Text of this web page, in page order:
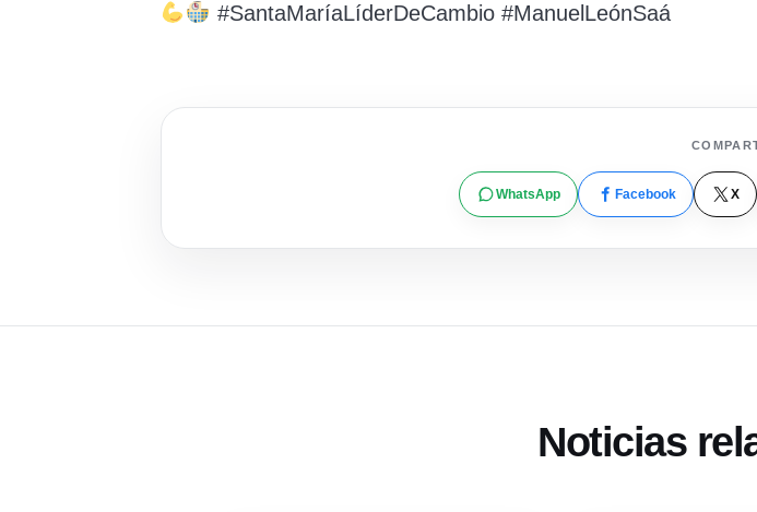
#SantaMaríaLíderDeCambio #ManuelLeónSaá
WhatsApp Facebook X
Noticias